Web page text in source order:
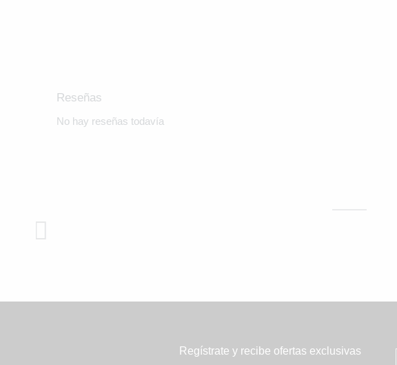
Reseñas
No hay reseñas todavía
Regístrate y recibe ofertas exclusivas